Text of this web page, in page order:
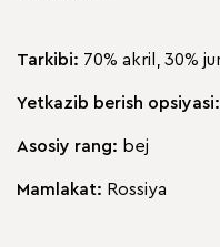
Tarkibi: 70% akril, 30%
Yetkazib berish opsiyasi:
Asosiy rang: bej
Mamlakat: Rossiya